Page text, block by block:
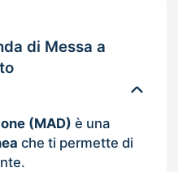
di Messa a
(MAD) è una
che ti permette di